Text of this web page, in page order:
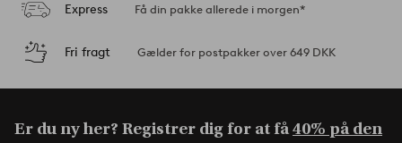
Express Få din pakke allerede i morgen*
Fri fragt Gælder for postpakker over 649 DKK
Er du ny her? Registrer dig for at få40% på den